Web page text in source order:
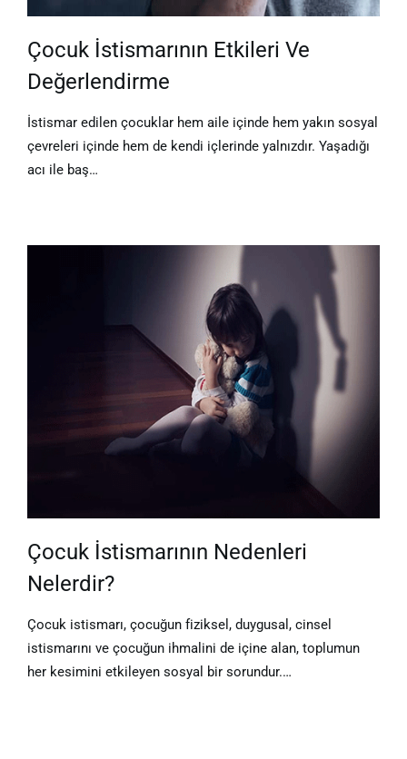
Çocuk İstismarının Etkileri Ve
Değerlendirme
İstismar edilen çocuklar hem aile içinde hem yakın sosyal
çevreleri içinde hem de kendi içlerinde yalnızdır. Yaşadığı
acı ile baş…
Çocuk İstismarının Nedenleri
Nelerdir?
Çocuk istismarı, çocuğun fiziksel, duygusal, cinsel
istismarını ve çocuğun ihmalini de içine alan, toplumun
her kesimini etkileyen sosyal bir sorundur.…